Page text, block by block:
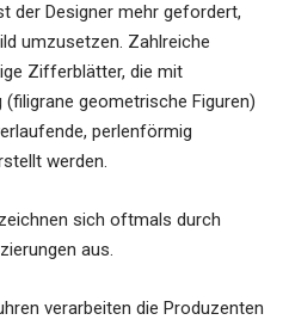
der Designer mehr gefordert,
umzusetzen. Zahlreiche
Zifferblätter, die mit
(filigrane geometrische Figuren)
perlenförmig
werden.
sich oftmals durch
aus.
verarbeiten die Produzenten